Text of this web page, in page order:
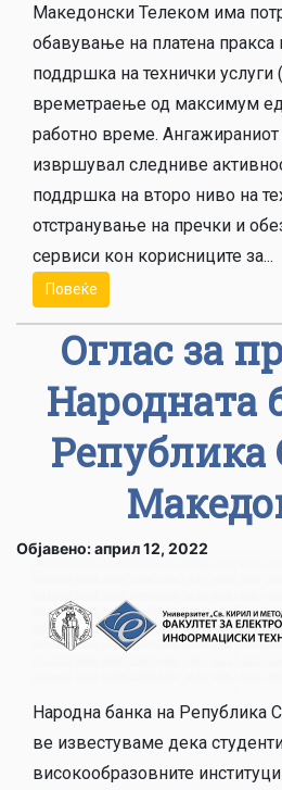
Македонски Телеком има
обавување на платена
поддршка на технички услуги
времетраење од максимум
работно време. Aнгажираниот
извршувал следниве
поддршка на второ ниво на
отстранување на пречки и
сервиси кон корисниците за...
Повеќе
Оглас за
Народната
Република
Објавено: април 12, 2022
Народна банка на Република
ве известуваме дека
високообразовните